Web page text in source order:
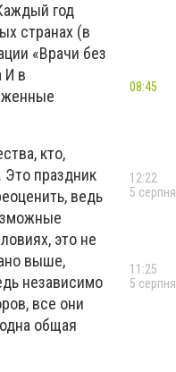
год
странах (в
«Врачи без
И в
кто,
праздник
ведь
это не
выше,
независимо
все они
общая
08:45
12:22
5 серпня
11:25
5 серпня